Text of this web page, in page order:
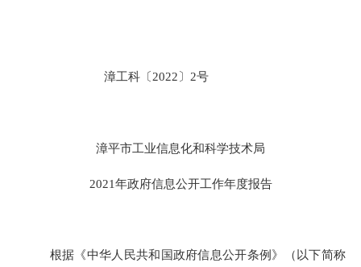
漳工科〔2022〕 2号
漳平市工业信息化和科学技术局
2021年政府信息公开工作年度报告
根据《中华人民共和国政府信息公开条例》（以下简称